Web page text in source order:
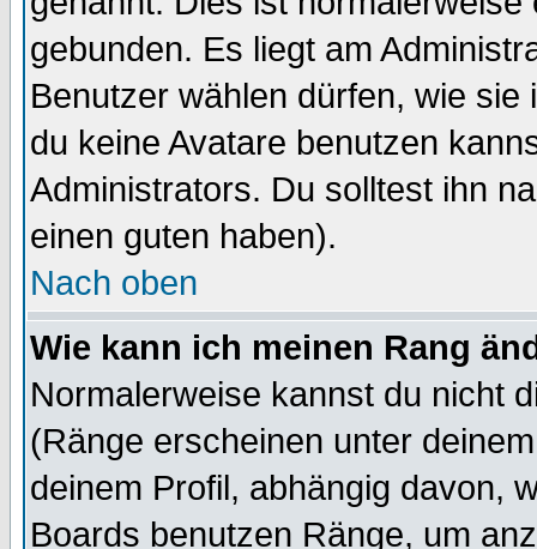
gebunden. Es liegt am
Benutzer wählen dürfen, wie
du keine Avatare benutzen
Administrators. Du solltest ihn
einen guten haben).
Nach oben
Wie kann ich meinen Rang
Normalerweise kannst du nicht
(Ränge erscheinen unter
deinem Profil, abhängig davon,
Boards benutzen Ränge, um